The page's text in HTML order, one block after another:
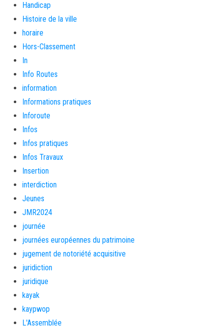
Handicap
Histoire de la ville
horaire
Hors-Classement
In
Info Routes
information
Informations pratiques
Inforoute
Infos
Infos pratiques
Infos Travaux
Insertion
interdiction
Jeunes
JMR2024
journée
journées européennes du patrimoine
jugement de notoriété acquisitive
juridiction
juridique
kayak
kaypwop
L'Assemblée